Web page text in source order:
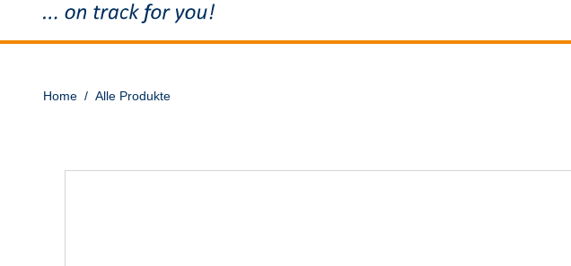
Home / Alle Produkte